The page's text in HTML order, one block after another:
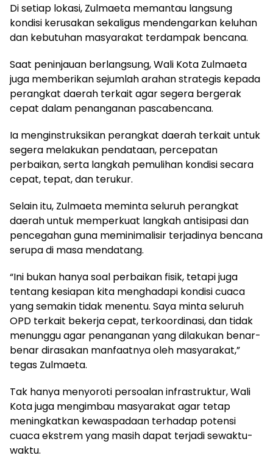
Di setiap lokasi, Zulmaeta memantau langsung
kondisi kerusakan sekaligus mendengarkan keluhan
dan kebutuhan masyarakat terdampak bencana.
Saat peninjauan berlangsung, Wali Kota Zulmaeta
juga memberikan sejumlah arahan strategis kepada
perangkat daerah terkait agar segera bergerak
cepat dalam penanganan pascabencana.
Ia menginstruksikan perangkat daerah terkait untuk
segera melakukan pendataan, percepatan
perbaikan, serta langkah pemulihan kondisi secara
cepat, tepat, dan terukur.
Selain itu, Zulmaeta meminta seluruh perangkat
daerah untuk memperkuat langkah antisipasi dan
pencegahan guna meminimalisir terjadinya bencana
serupa di masa mendatang.
“Ini bukan hanya soal perbaikan fisik, tetapi juga
tentang kesiapan kita menghadapi kondisi cuaca
yang semakin tidak menentu. Saya minta seluruh
OPD terkait bekerja cepat, terkoordinasi, dan tidak
menunggu agar penanganan yang dilakukan benar-
benar dirasakan manfaatnya oleh masyarakat,”
tegas Zulmaeta.
Tak hanya menyoroti persoalan infrastruktur, Wali
Kota juga mengimbau masyarakat agar tetap
meningkatkan kewaspadaan terhadap potensi
cuaca ekstrem yang masih dapat terjadi sewaktu-
waktu.